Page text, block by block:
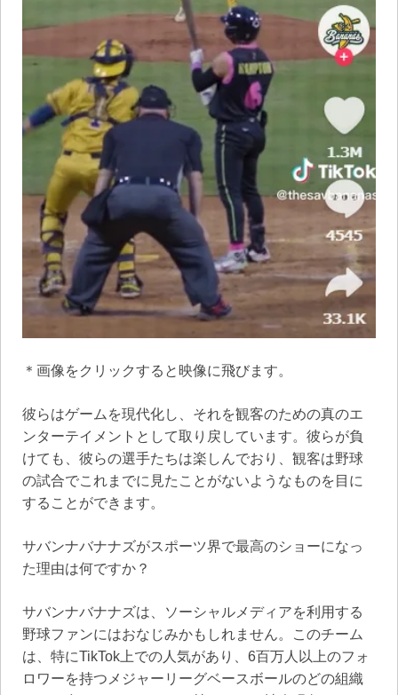
＊画像をクリックすると映像に飛びます。
彼らはゲームを現代化し、それを観客のための真のエ
ンターテイメントとして取り戻しています。彼らが負
けても、彼らの選手たちは楽しんでおり、観客は野球
の試合でこれまでに見たことがないようなものを目に
することができます。
サバンナバナナズがスポーツ界で最高のショーになっ
た理由は何ですか？
サバンナバナナズは、ソーシャルメディアを利用する
野球ファンにはおなじみかもしれません。このチーム
は、特にTikTok上での人気があり、6百万人以上のフォ
ロワーを持つメジャーリーグベースボールのどの組織